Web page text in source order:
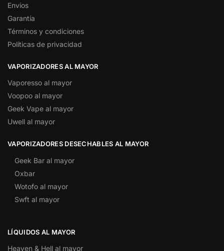
Envíos
Garantía
Términos y condiciones
Políticas de privacidad
VAPORIZADORES AL MAYOR
Vaporesso al mayor
Voopoo al mayor
Geek Vape al mayor
Uwell al mayor
VAPORIZADORES DESECHABLES AL MAYOR
Geek Bar al mayor
Oxbar
Wotofo al mayor
Swft al mayor
LÍQUIDOS AL MAYOR
Heaven & Hell al mayor